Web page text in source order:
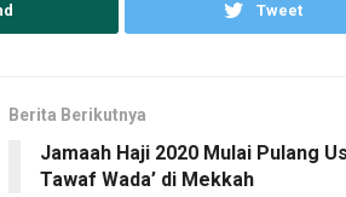
Tweet
Berita Berikutnya
Jamaah Haji 2020 Mulai Pulang
Tawaf Wada’ di Mekkah